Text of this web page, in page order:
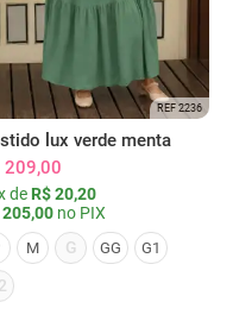
REF 2236
lux verde menta
209,00
de R$ 20,20
205,00 no PIX
M G GG G1